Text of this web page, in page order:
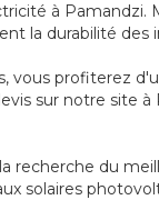
à
la durabilité
vous profiterez
sur notre site
recherche du
solaires